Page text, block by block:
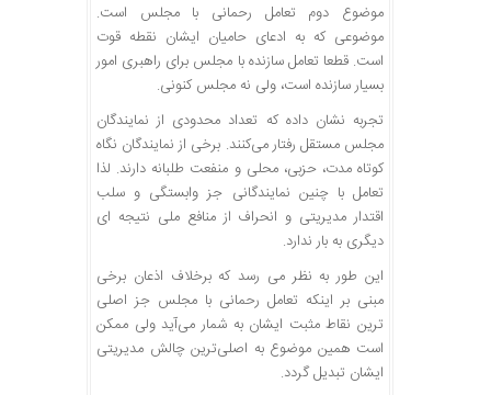
موضوع دوم تعامل رحمانی با مجلس است.
موضوعی که به ادعای حامیان ایشان نقطه قوت
است. قطعا تعامل سازنده با مجلس برای راهبری امور
بسیار سازنده است، ولی نه مجلس کنونی.
تجربه نشان داده که تعداد محدودی از نمایندگان
مجلس مستقل رفتار می‌کنند. برخی از نمایندگان نگاه
کوتاه مدت، حزبی، محلی و منفعت طلبانه دارند. لذا
تعامل با چنین نمایندگانی جز وابستگی و سلب
اقتدار مدیریتی و انحراف از منافع ملی نتیجه ای
دیگری به بار ندارد.
این طور به نظر می رسد که برخلاف اذعان برخی
مبنی بر اینکه تعامل رحمانی با مجلس جز اصلی
ترین نقاط مثبت ایشان به شمار می‌آید ولی ممکن
است همین موضوع به اصلی‌ترین چالش مدیریتی
ایشان تبدیل گردد.